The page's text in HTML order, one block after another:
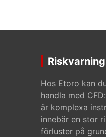
Riskvarning
Hos Etoro kan
handla med
är komplexa
innebär en stor
förluster på